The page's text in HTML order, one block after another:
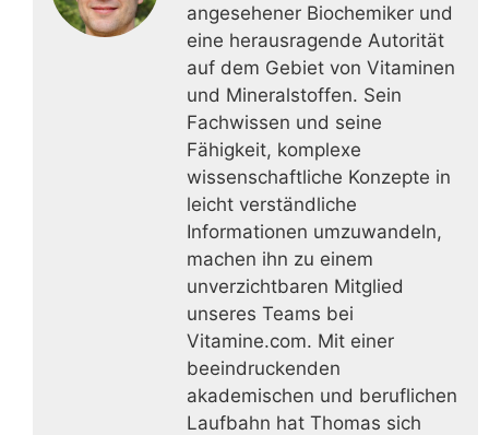
angesehener Biochemiker und
eine herausragende Autorität
auf dem Gebiet von Vitaminen
und Mineralstoffen. Sein
Fachwissen und seine
Fähigkeit, komplexe
wissenschaftliche Konzepte in
leicht verständliche
Informationen umzuwandeln,
machen ihn zu einem
unverzichtbaren Mitglied
unseres Teams bei
Vitamine.com. Mit einer
beeindruckenden
akademischen und beruflichen
Laufbahn hat Thomas sich